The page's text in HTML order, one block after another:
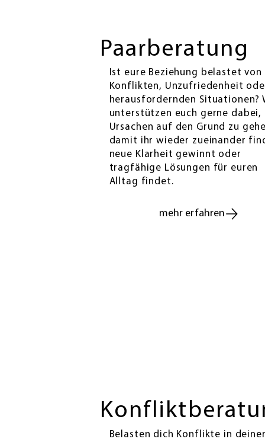
Paarberatung
Ist eure Beziehung belastet von
Konflikten, Unzufriedenheit
herausfordernden Situationen?
unterstützen euch gerne dabei,
Ursachen auf den Grund zu
damit ihr wieder zueinander
neue Klarheit gewinnt oder
tragfähige Lösungen für euren
Alltag findet.
mehr erfahren
Belasten dich Konflikte in